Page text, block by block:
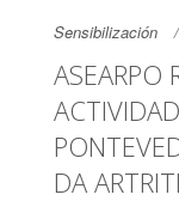
Sensibilización
ASEARPO
DA